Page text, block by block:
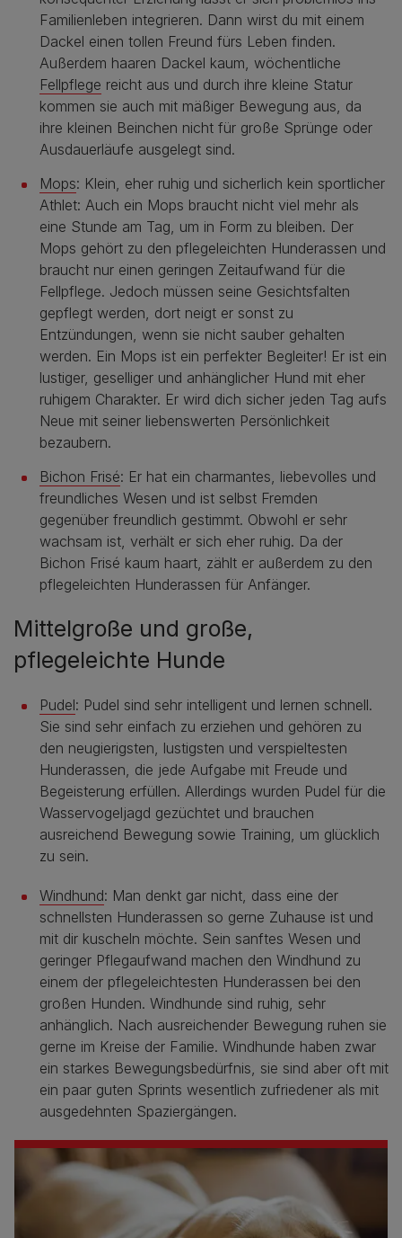
Familienleben integrieren. Dann wirst du mit einem
Dackel einen tollen Freund fürs Leben finden.
Außerdem haaren Dackel kaum, wöchentliche
Fellpflege reicht aus und durch ihre kleine Statur
kommen sie auch mit mäßiger Bewegung aus, da
ihre kleinen Beinchen nicht für große Sprünge oder
Ausdauerläufe ausgelegt sind.
Mops: Klein, eher ruhig und sicherlich kein sportlicher
Athlet: Auch ein Mops braucht nicht viel mehr als
eine Stunde am Tag, um in Form zu bleiben. Der
Mops gehört zu den pflegeleichten Hunderassen und
braucht nur einen geringen Zeitaufwand für die
Fellpflege. Jedoch müssen seine Gesichtsfalten
gepflegt werden, dort neigt er sonst zu
Entzündungen, wenn sie nicht sauber gehalten
werden. Ein Mops ist ein perfekter Begleiter! Er ist ein
lustiger, geselliger und anhänglicher Hund mit eher
ruhigem Charakter. Er wird dich sicher jeden Tag aufs
Neue mit seiner liebenswerten Persönlichkeit
bezaubern.
Bichon Frisé: Er hat ein charmantes, liebevolles und
freundliches Wesen und ist selbst Fremden
gegenüber freundlich gestimmt. Obwohl er sehr
wachsam ist, verhält er sich eher ruhig. Da der
Bichon Frisé kaum haart, zählt er außerdem zu den
pflegeleichten Hunderassen für Anfänger.
Mittelgroße und große,
pflegeleichte Hunde
Pudel: Pudel sind sehr intelligent und lernen schnell.
Sie sind sehr einfach zu erziehen und gehören zu
den neugierigsten, lustigsten und verspieltesten
Hunderassen, die jede Aufgabe mit Freude und
Begeisterung erfüllen. Allerdings wurden Pudel für die
Wasservogeljagd gezüchtet und brauchen
ausreichend Bewegung sowie Training, um glücklich
zu sein.
Windhund: Man denkt gar nicht, dass eine der
schnellsten Hunderassen so gerne Zuhause ist und
mit dir kuscheln möchte. Sein sanftes Wesen und
geringer Pflegaufwand machen den Windhund zu
einem der pflegeleichtesten Hunderassen bei den
großen Hunden. Windhunde sind ruhig, sehr
anhänglich. Nach ausreichender Bewegung ruhen sie
gerne im Kreise der Familie. Windhunde haben zwar
ein starkes Bewegungsbedürfnis, sie sind aber oft mit
ein paar guten Sprints wesentlich zufriedener als mit
ausgedehnten Spaziergängen.